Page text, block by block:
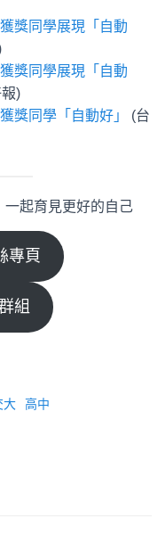
獎同學展現「自動
獎同學展現「自動
)
獎同學「自動好」
(台
起育見更好的自己
專頁
組
大 高中